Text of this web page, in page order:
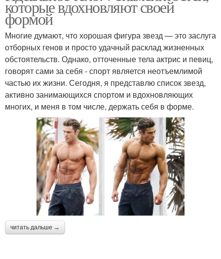
которые вдохновляют своей
формой
Многие думают, что хорошая фигура звезд — это заслуга
отборных генов и просто удачный расклад жизненных
обстоятельств. Однако, отточенные тела актрис и певиц,
говорят сами за себя - спорт является неотъемлимой
частью их жизни. Сегодня, я представлю список звезд,
активно занимающихся спортом и вдохновляющих
многих, и меня в том числе, держать себя в форме.
читать дальше →